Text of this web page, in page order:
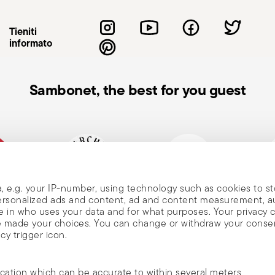
e.g. your IP-number, using technology such as cookies to
ads and content, ad and content measurement,
who uses your data and for what purposes. Your privacy
your choices. You can change or withdraw your
trigger icon.
which can be accurate to within several meters
vapori caldi che possono fuoriuscire
una pentola incustodita sul fuoco,
fuoriuscire e provocare incendi. È
calde, è essenziale usare presine
manici o superfici calde a mani nude.
per evitare crepe o danni strutturali.
pentole, verificando l’eventuale
le istruzioni d’uso e
Tieniti
informato
Sambonet, the best for you guest
Marchio Storico, dal 1856 Socio Altagamma
di